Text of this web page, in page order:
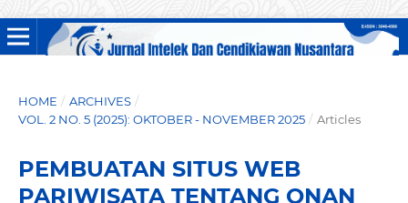
HOME / ARCHIVES /
VOL. 2 NO. 5 (2025): OKTOBER - NOVEMBER 2025 / Articles
PEMBUATAN SITUS WEB
PARIWISATA TENTANG ONAN